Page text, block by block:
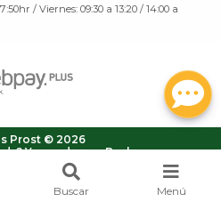
/ Viernes: 09:30 a 13:20 / 14:00 a
Prost © 2026
Yo vendo conBsale
Buscar Menú